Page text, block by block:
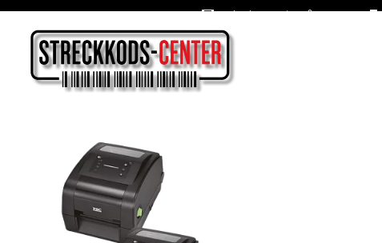
Oslagbara priser året om